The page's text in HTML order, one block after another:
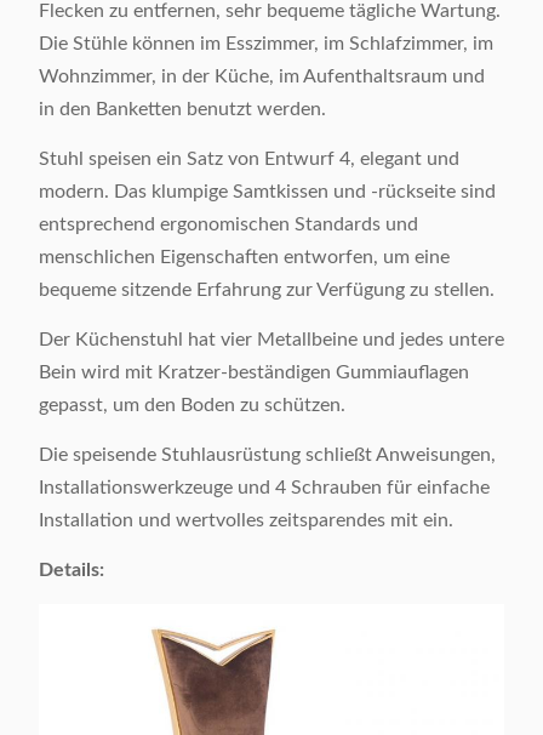
Flecken zu entfernen, sehr bequeme tägliche Wartung.
Die Stühle können im Esszimmer, im Schlafzimmer, im
Wohnzimmer, in der Küche, im Aufenthaltsraum und
in den Banketten benutzt werden.
Stuhl speisen ein Satz von Entwurf 4, elegant und
modern. Das klumpige Samtkissen und -rückseite sind
entsprechend ergonomischen Standards und
menschlichen Eigenschaften entworfen, um eine
bequeme sitzende Erfahrung zur Verfügung zu stellen.
Der Küchenstuhl hat vier Metallbeine und jedes untere
Bein wird mit Kratzer-beständigen Gummiauflagen
gepasst, um den Boden zu schützen.
Die speisende Stuhlausrüstung schließt Anweisungen,
Installationswerkzeuge und 4 Schrauben für einfache
Installation und wertvolles zeitsparendes mit ein.
Details: